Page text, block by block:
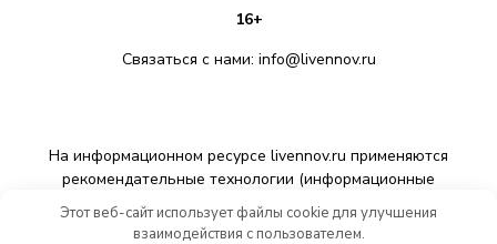
16+
Связаться с нами: info@livennov.ru
На информационном ресурсе livennov.ru применяются
рекомендательные технологии (информационные
технологии предоставления информации на основе сбора,
систематизации и анализа сведений, относящихся к
Этот веб-сайт использует файлы cookie для улучшения
взаимодействия с пользователем.